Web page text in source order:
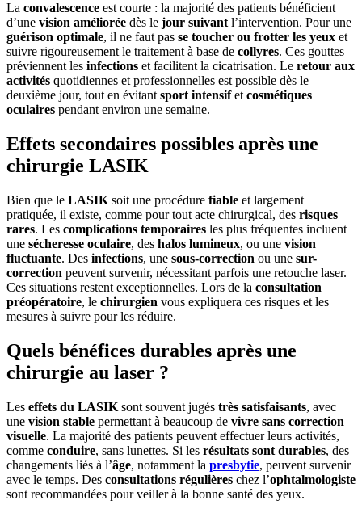
La convalescence est courte : la majorité des patients bénéficient
d’une vision améliorée dès le jour suivant l’intervention. Pour une
guérison optimale, il ne faut pas se toucher ou frotter les yeux et
suivre rigoureusement le traitement à base de collyres. Ces gouttes
préviennent les infections et facilitent la cicatrisation. Le retour aux
activités quotidiennes et professionnelles est possible dès le
deuxième jour, tout en évitant sport intensifet cosmétiques
oculaires pendant environ une semaine.
Effets secondaires possibles après une
chirurgie LASIK
Bien que le LASIK soit une procédure fiable et largement
pratiquée, il existe, comme pour tout acte chirurgical, des risques
rares. Les complications temporaires les plus fréquentes incluent
une sécheresse oculaire, des halos lumineux, ou une vision
fluctuante. Des infections, une sous-correction ou une sur-
correction peuvent survenir, nécessitant parfois une retouche laser.
Ces situations restent exceptionnelles. Lors de la consultation
préopératoire, le chirurgien vous expliquera ces risques et les
mesures à suivre pour les réduire.
Quels bénéfices durables après une
chirurgie au laser ?
Les effets du LASIK sont souvent jugés très satisfaisants, avec
une vision stable permettant à beaucoup de vivre sans correction
visuelle. La majorité des patients peuvent effectuer leurs activités,
comme conduire, sans lunettes. Si les résultats sont durables, des
changements liés à l’âge, notamment la presbytie, peuvent survenir
avec le temps. Des consultations régulières chez l’ophtalmologiste
sont recommandées pour veiller à la bonne santé des yeux.